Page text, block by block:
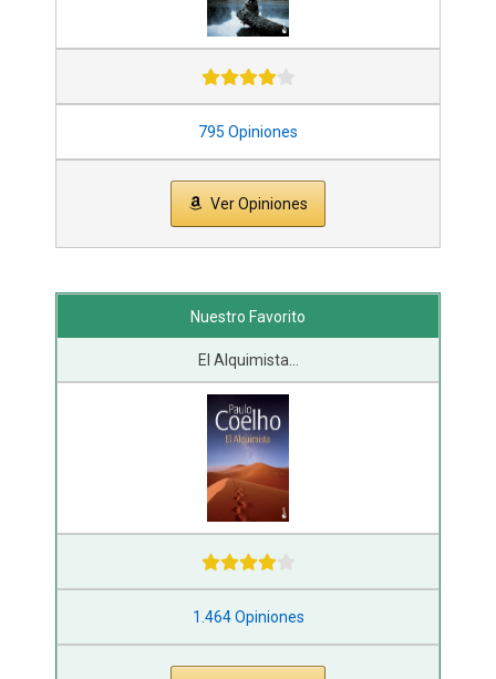
795 Opiniones
Ver Opiniones
Nuestro Favorito
El Alquimista...
1.464 Opiniones